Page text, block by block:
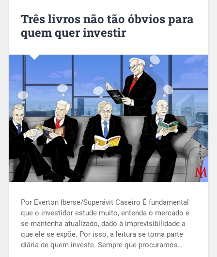
Três livros não tão óbvios para
quem quer investir
Por Everton Iberse/Superávit Caseiro É fundamental
que o investidor estude muito, entenda o mercado e
se mantenha atualizado, dado à imprevisibilidade a
que ele se expõe. Por isso, a leitura se torna parte
diária de quem investe. Sempre que procuramos…